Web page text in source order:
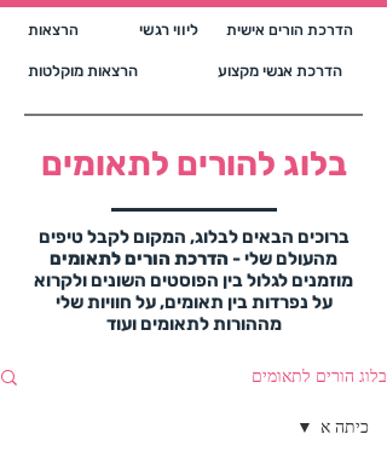
הדרכת הורים אישית הרצאות
הרצאות מוקלטות הדרכת אנשי מקצוע
ליווי רגשי
בלוג להורים לתאומים
ברוכים הבאים לבלוג, המקום לקבל טיפים
מהעולם שלי -הדרכת הורים לתאומים
מוזמנים לגלול בין הפוסטים השונים ולקרוא
על נפרדות בין תאומים, על חוויות שלי
מההורות לתאומים ועוד
בלוג הורים לתאומים
כיתה א